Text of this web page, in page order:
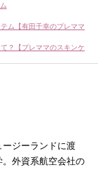
ム【有田千幸のプレママ
？【プレママのスキンケ
ジーランドに渡
外資系航空会社の